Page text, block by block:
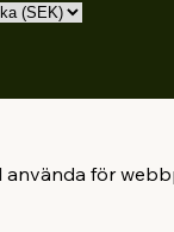
använda för